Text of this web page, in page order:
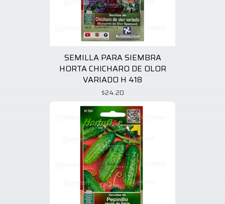
SEMILLA PARA SIEMBRA
HORTA CHICHARO DE OLOR
VARIADO H 418
$24.20